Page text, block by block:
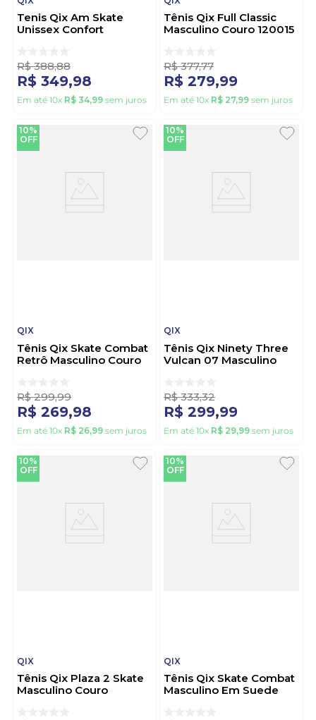
Tenis Qix Am Skate
Unissex Confort
R$ 388,88
R$ 349,98
Em até 10x R$ 34,99 sem juros
Tênis Qix Full Classic
Masculino Couro 120015
R$ 377,77
R$ 279,99
Em até 10x R$ 27,99 sem juros
10%
OFF
QIX
Tênis Qix Skate Combat
Retrô Masculino Couro
R$ 299,99
R$ 269,98
Em até 10x R$ 26,99 sem juros
10%
OFF
QIX
Tênis Qix Ninety Three
Vulcan 07 Masculino
R$ 333,32
R$ 299,99
Em até 10x R$ 29,99 sem juros
10%
OFF
QIX
Tênis Qix Plaza 2 Skate
Masculino Couro
10%
OFF
QIX
Tênis Qix Skate Combat
Masculino Em Suede